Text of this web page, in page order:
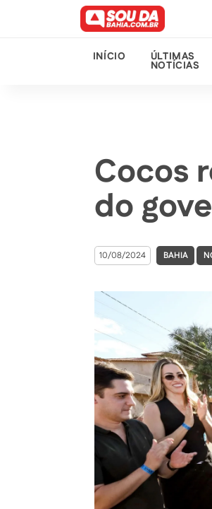
INÍCIO ÚLTIMAS
NOTÍCIAS
Cocos
do
10/08/2024 BAHIA